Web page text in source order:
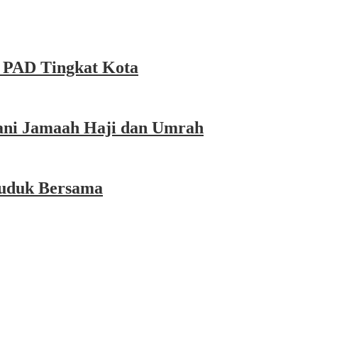
Tingkat Kota
Jamaah Haji dan Umrah
Bersama